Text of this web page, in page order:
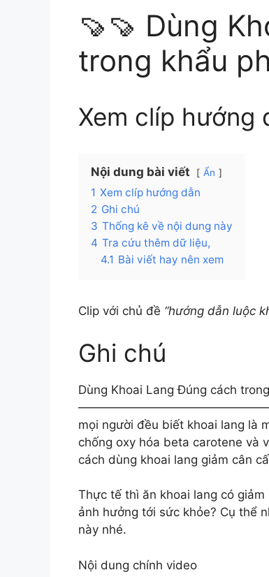
🍠🍠 Dùng
trong khẩu
Xem clíp hướng
Nội dung bài viết Ẩn
1 Xem clíp hướng dẫn
2 Ghi chú
3 Thống kê về nội dung này
4 Tra cứu thêm dữ liệu,
4.1 Bài viết hay nên xem
Clip với chủ đề “hướng dẫn luộc
Ghi chú
Dùng Khoai Lang Đúng cách
mọi người đều biết khoai lang là
chống oxy hóa beta carotene và
cách dùng khoai lang giảm cân
Thực tế thì ăn khoai lang có
ảnh hưởng tới sức khỏe? Cụ thể
này nhé.
Nội dung chính video